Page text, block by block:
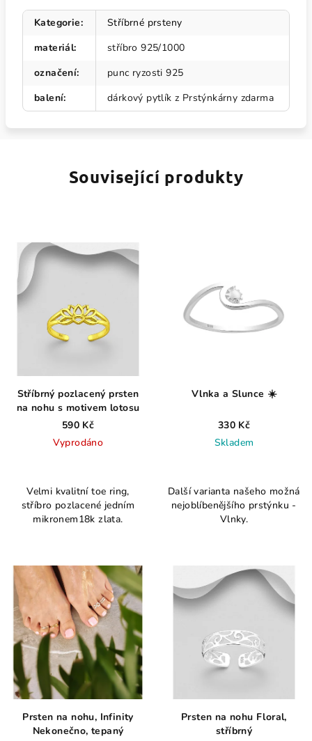
Kategorie:
Stříbrné prsteny
materiál:
stříbro 925/1000
označení:
punc ryzosti 925
balení: dárkový pytlík z Prstýnkárny zdarma
Související produkty
Stříbrný pozlacený prsten
na nohu s motivem lotosu
590 Kč
Vyprodáno
produktu
je
4,5
hvězdiček.
Velmi kvalitní toe ring,
stříbro pozlacené jedním
mikronem18k zlata.
Vlnka a Slunce ☀️
330 Kč
Skladem
produktu
je
4,6
Další varianta našeho možná
nejoblíbenějšího prstýnku -
Vlnky.
Prsten na nohu, Infinity
Nekonečno, tepaný
Prsten na nohu Floral,
stříbrný